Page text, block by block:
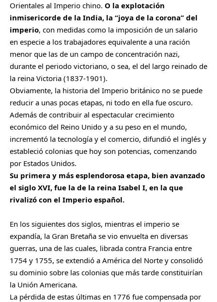
Orientales al Imperio chino. O la explotación
inmisericorde de la India, la “joya de la corona” del
imperio, con medidas como la imposición de un salario
en especie a los trabajadores equivalente a una ración
menor que las de un campo de concentración nazi,
durante el periodo victoriano, o sea, el del largo reinado de
la reina Victoria (1837-1901).
Obviamente, la historia del Imperio británico no se puede
reducir a unas pocas etapas, ni todo en ella fue oscuro.
Además de contribuir al espectacular crecimiento
económico del Reino Unido y a su peso en el mundo,
incrementó la tecnología y el comercio, difundió el inglés y
estableció colonias que hoy son potencias, comenzando
por Estados Unidos.
Su primera y más esplendorosa etapa, bien avanzado
el siglo XVI, fue la de la reina Isabel I, en la que
rivalizó con el Imperio español.
En los siguientes dos siglos, mientras el imperio se
expandía, la Gran Bretaña se vio envuelta en diversas
guerras, una de las cuales, librada contra Francia entre
1754 y 1755, se extendió a América del Norte y consolidó
su dominio sobre las colonias que más tarde constituirían
la Unión Americana.
La pérdida de estas últimas en 1776 fue compensada por